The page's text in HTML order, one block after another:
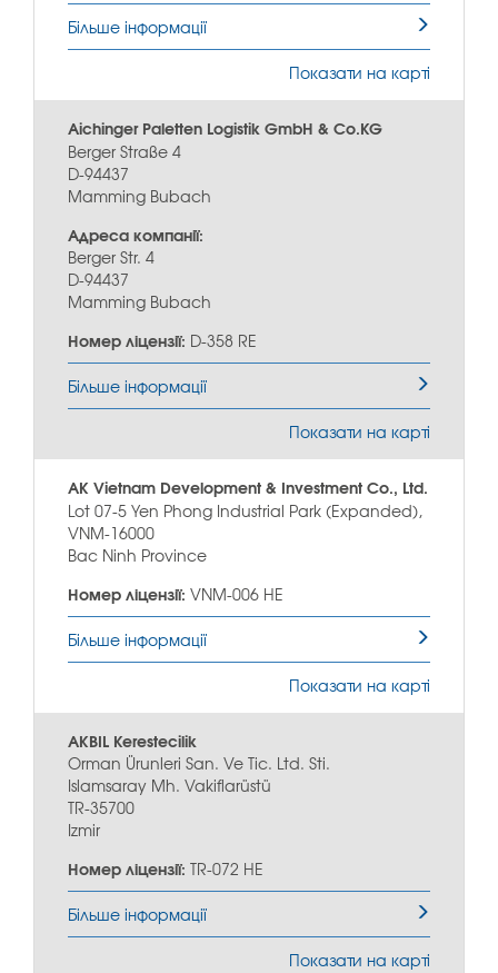
Більше інформації
Показати на карті
Aichinger Paletten Logistik GmbH & Co.KG
Berger Straße 4
D-94437
Mamming Bubach
Адреса компанії:
Berger Str. 4
D-94437
Mamming Bubach
Номер ліцензії: D-358 RE
Більше інформації
Показати на карті
AK Vietnam Development & Investment Co., Ltd.
Lot 07-5 Yen Phong Industrial Park (Expanded),
VNM-16000
Bac Ninh Province
Номер ліцензії: VNM-006 HE
Більше інформації
Показати на карті
AKBIL Kerestecilik
Orman Ürunleri San. Ve Tic. Ltd. Sti.
Islamsaray Mh. Vakiflarüstü
TR-35700
Izmir
Номер ліцензії: TR-072 HE
Більше інформації
Показати на карті